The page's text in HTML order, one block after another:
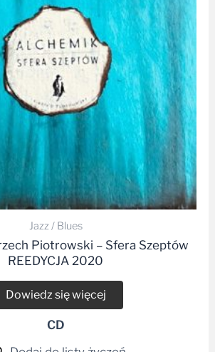
Jazz / Blues
Piotrowski – Sfera Szeptów
REEDYCJA 2020
CD
Dodaj do listy życzeń